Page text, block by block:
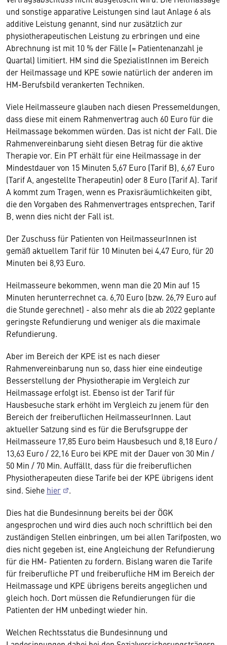
und sonstige apparative Leistungen sind laut Anlage 6 als
additive Leistung genannt, sind nur zusätzlich zur
physiotherapeutischen Leistung zu erbringen und eine
Abrechnung ist mit 10 % der Fälle (= Patientenanzahl je
Quartal) limitiert. HM sind die SpezialistInnen im Bereich
der Heilmassage und KPE sowie natürlich der anderen im
HM-Berufsbild verankerten Techniken.
Viele Heilmasseure glauben nach diesen Pressemeldungen,
dass diese mit einem Rahmenvertrag auch 60 Euro für die
Heilmassage bekommen würden. Das ist nicht der Fall. Die
Rahmenvereinbarung sieht diesen Betrag für die aktive
Therapie vor. Ein PT erhält für eine Heilmassage in der
Mindestdauer von 15 Minuten 5,67 Euro (Tarif B), 6,67 Euro
(Tarif A, angestellte Therapeutin) oder 8 Euro (Tarif A). Tarif
A kommt zum Tragen, wenn es Praxisräumlichkeiten gibt,
die den Vorgaben des Rahmenvertrages entsprechen, Tarif
B, wenn dies nicht der Fall ist.
Der Zuschuss für Patienten von HeilmasseurInnen ist
gemäß aktuellem Tarif für 10 Minuten bei 4,47 Euro, für 20
Minuten bei 8,93 Euro.
Heilmasseure bekommen, wenn man die 20 Min auf 15
Minuten herunterrechnet ca. 6,70 Euro (bzw. 26,79 Euro auf
die Stunde gerechnet) - also mehr als die ab 2022 geplante
geringste Refundierung und weniger als die maximale
Refundierung.
Aber im Bereich der KPE ist es nach dieser
Rahmenvereinbarung nun so, dass hier eine eindeutige
Besserstellung der Physiotherapie im Vergleich zur
Heilmassage erfolgt ist. Ebenso ist der Tarif für
Hausbesuche stark erhöht im Vergleich zu jenem für den
Bereich der freiberuflichen HeilmasseurInnen. Laut
aktueller Satzung sind es für die Berufsgruppe der
Heilmasseure 17,85 Euro beim Hausbesuch und 8,18 Euro /
13,63 Euro / 22,16 Euro bei KPE mit der Dauer von 30 Min /
50 Min / 70 Min. Auffällt, dass für die freiberuflichen
Physiotherapeuten diese Tarife bei der KPE übrigens ident
sind. Siehe hier
.
Dies hat die Bundesinnung bereits bei der ÖGK
angesprochen und wird dies auch noch schriftlich bei den
zuständigen Stellen einbringen, um bei allen Tarifposten, wo
dies nicht gegeben ist, eine Angleichung der Refundierung
für die HM- Patienten zu fordern. Bislang waren die Tarife
für freiberufliche PT und freiberufliche HM im Bereich der
Heilmassage und KPE übrigens bereits angeglichen und
gleich hoch. Dort müssen die Refundierungen für die
Patienten der HM unbedingt wieder hin.
Welchen Rechtsstatus die Bundesinnung und